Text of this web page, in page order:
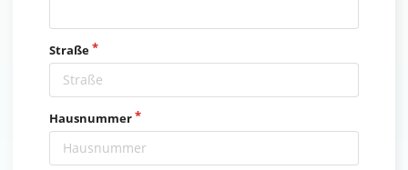
Straße
Hausnummer